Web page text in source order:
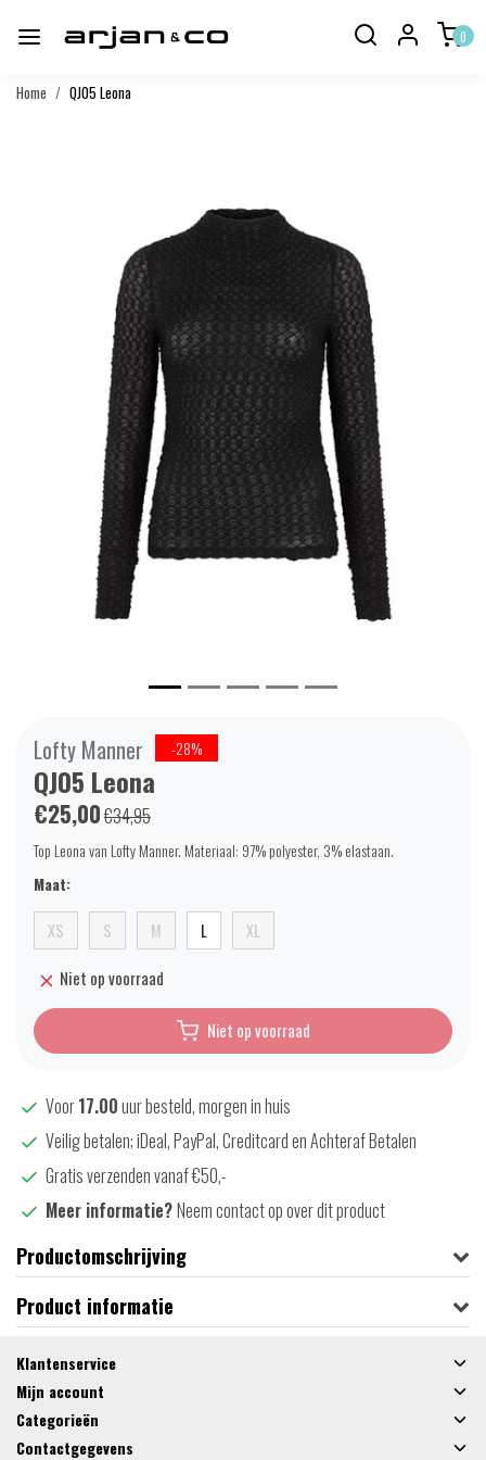
0
Home QJ05 Leona
Lofty Manner -28%
QJ05 Leona
€25,00€34,95
Top Leona van Lofty Manner. Materiaal: 97% polyester, 3% elastaan.
Maat:
XS S M L XL
Niet op voorraad
Niet op voorraad
Voor17.00uur besteld, morgen in huis
Veilig betalen; iDeal, PayPal, Creditcard en Achteraf Betalen
Gratis verzenden vanaf €50,-
Meer informatie?Neem contact op over dit product
Productomschrijving
Product informatie
Klantenservice
Mijn account
Categorieën
Contactgegevens